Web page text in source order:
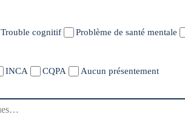
Trouble cognitif Problème de santé mentale
INCA CQPA Aucun présentement